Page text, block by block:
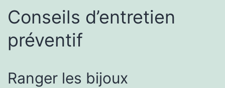
Conseils d’entretien
préventif
Ranger les bijoux